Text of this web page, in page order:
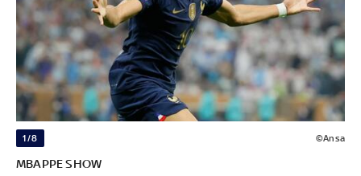
1/8 ©Ansa
MBAPPE SHOW